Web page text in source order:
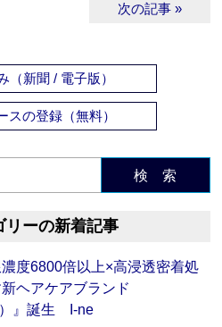
次の記事 »
（新聞 / 電子版）
スの登録（無料）
検 索
リーの新着記事
濃度6800倍以上×高浸透密着処
ヘアケアブランド
）』誕生 I-ne